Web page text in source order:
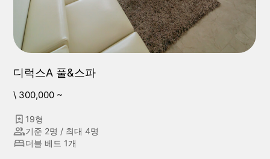
디럭스A 풀&스파
\ 300,000 ~
19형
기준 2명 / 최대 4명
더블 베드 1개